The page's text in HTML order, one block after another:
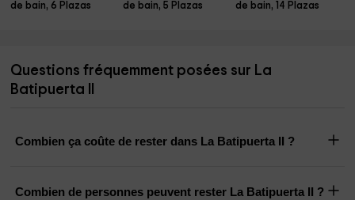
de bain, 6 Plazas
de bain, 5 Plazas
de bain, 14 Plazas
Questions fréquemment posées sur La
Batipuerta II
Combien ça coûte de rester dans La Batipuerta II ?
Combien de personnes peuvent rester La Batipuerta II ?